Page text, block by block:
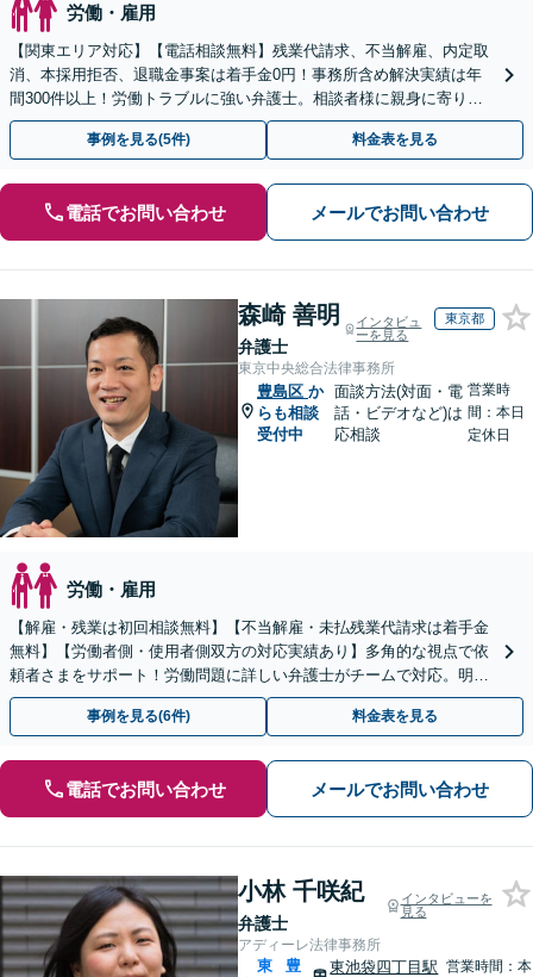
労働・雇用
【関東エリア対応】【電話相談無料】残業代請求、不当解雇、内定取
消、本採用拒否、退職金事案は着手金0円！事務所含め解決実績は年
間300件以上！労働トラブルに強い弁護士。相談者様に親身に寄り添
い、ご納得のいただける解決を【休日・夜間相談OK】
事例を見る(5件) 料金表を見る
電話でお問い合わせ メールでお問い合わせ
森崎 善明
弁護士
インタビュ
ーを見る
東京都
東京中央総合法律事務所
豊島区 か
らも相談
受付中
面談方法(対面・電
話・ビデオなど)は
応相談
営業時
間：本日
定休日
労働・雇用
【解雇・残業は初回相談無料】【不当解雇・未払残業代請求は着手金
無料】【労働者側・使用者側双方の対応実績あり】多角的な視点で依
頼者さまをサポート！労働問題に詳しい弁護士がチームで対応。明快
な料金設定／初回相談の際にご説明【休日・夜間相談可】
事例を見る(6件) 料金表を見る
電話でお問い合わせ メールでお問い合わせ
小林 千咲紀
弁護士
インタビューを
見る
アディーレ法律事務所
東
豊
東池袋四丁目駅 営業時間：本